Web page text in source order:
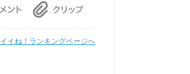
イイね！ランキングページへ